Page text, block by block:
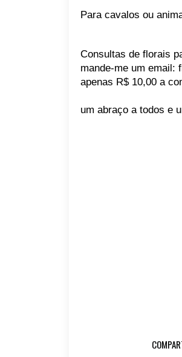
Para cavalos ou
Consultas de florais
mande-me um email:
apenas R$ 10,00 a
um abraço a todos e